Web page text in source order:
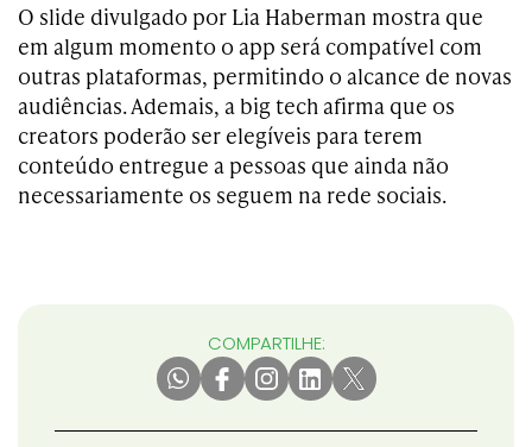
O slide divulgado por Lia Haberman mostra que
em algum momento o app será compatível com
outras plataformas, permitindo o alcance de novas
audiências. Ademais, a big tech afirma que os
creators poderão ser elegíveis para terem
conteúdo entregue a pessoas que ainda não
necessariamente os seguem na rede sociais.
COMPARTILHE: